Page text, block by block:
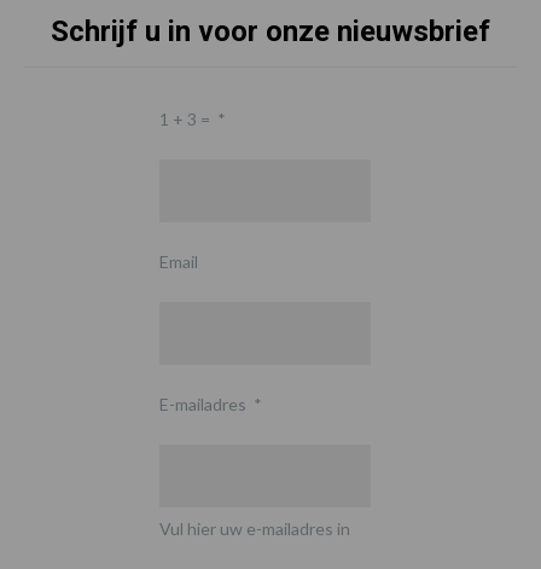
Schrijf u in voor onze nieuwsbrief
1 + 3 = *
Email
E-mailadres *
Vul hier uw e-mailadres in